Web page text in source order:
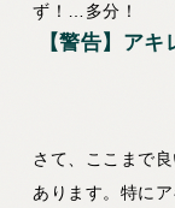
ず！…多分！
【警告】ア
さて、ここまで
あります。特にア